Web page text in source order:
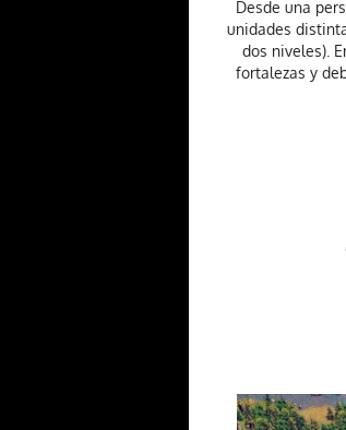
Desde una
unidades
dos niveles).
fortalezas y